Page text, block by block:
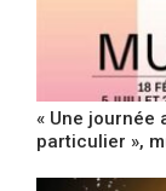
« Une journée
particulier »,